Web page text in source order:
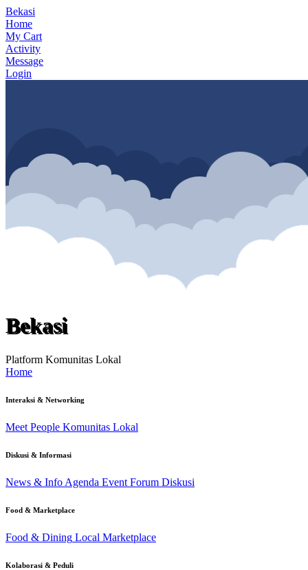
Bekasi
Home
My Cart
Activity
Message
Login
Bekasi
Platform Komunitas Lokal
Home
Interaksi & Networking
Meet People Komunitas Lokal
Diskusi & Informasi
News & Info Agenda Event Forum Diskusi
Food & Marketplace
Food & Dining Local Marketplace
Kolaborasi & Peduli